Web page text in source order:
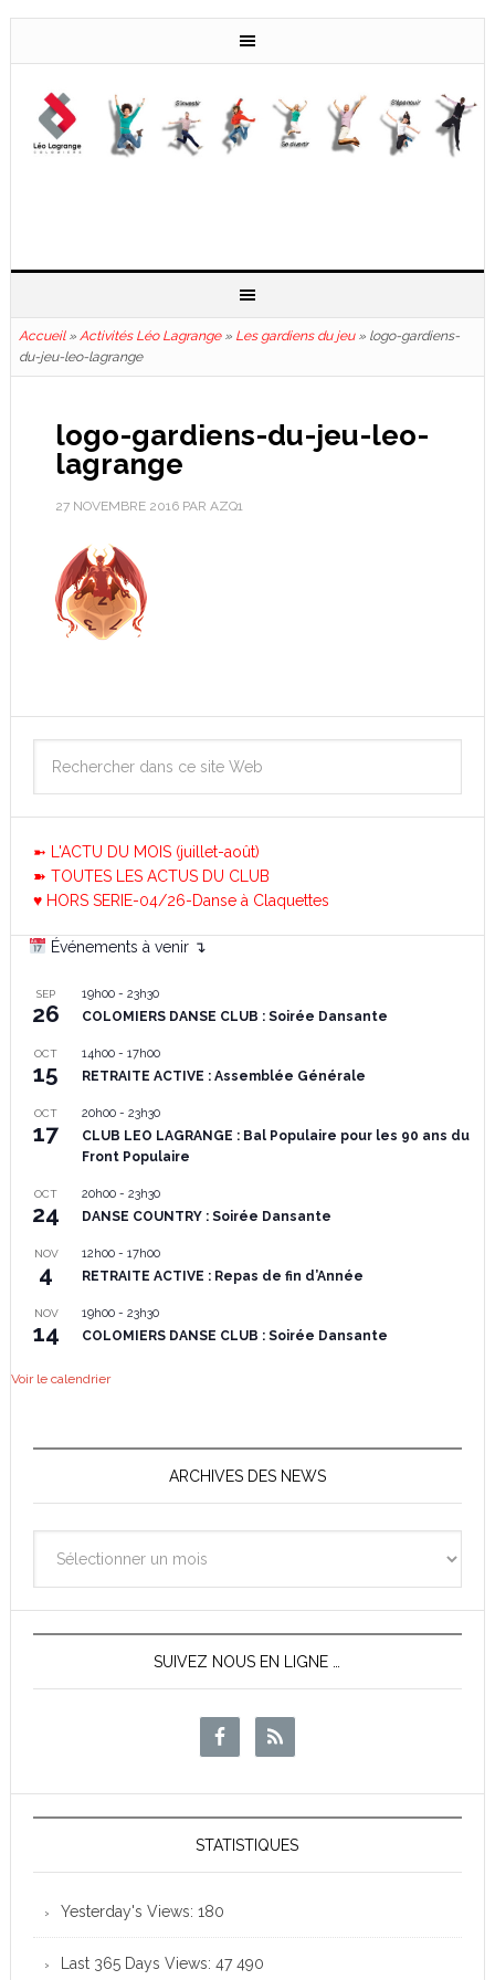
Accueil» Activités Léo Lagrange» Les gardiens du jeu» logo-gardiens-
du-jeu-leo-lagrange
logo-gardiens-du-jeu-leo-
lagrange
27 NOVEMBRE 2016PAR AZQ1
➼ L'ACTU DU MOIS (juillet-août)
➽ TOUTES LES ACTUS DU CLUB
♥ HORS SERIE-04/26-Danse à Claquettes
Événements à venir ↴
SEP
26
19h00- 23h30
COLOMIERS DANSE CLUB : Soirée Dansante
OCT
15
14h00- 17h00
RETRAITE ACTIVE : Assemblée Générale
OCT
17
20h00- 23h30
CLUB LEO LAGRANGE : Bal Populaire pour les 90 ans du
Front Populaire
OCT
24
20h00- 23h30
DANSE COUNTRY : Soirée Dansante
NOV
4
12h00- 17h00
RETRAITE ACTIVE : Repas de fin d’Année
NOV
14
19h00- 23h30
COLOMIERS DANSE CLUB : Soirée Dansante
Voir le calendrier
ARCHIVES DES NEWS
des
News
SUIVEZ NOUS EN LIGNE …
STATISTIQUES
Yesterday's Views: 180
Last 365 Days Views: 47 490